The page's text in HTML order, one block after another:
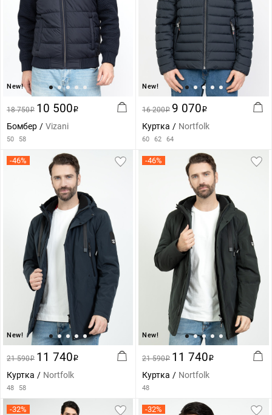
New!
18 750i 10 500i
Бомбер Vizani
50 58
New!
16 200i 9 070i
Куртка Nortfolk
60 62 64
-46%
New!
21 590i 11 740i
Куртка Nortfolk
48 58
-46%
New!
21 590i 11 740i
Куртка Nortfolk
48
-32% -32%